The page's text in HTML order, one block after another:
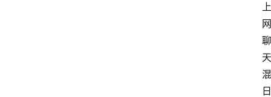
上
网
聊
天
混
日